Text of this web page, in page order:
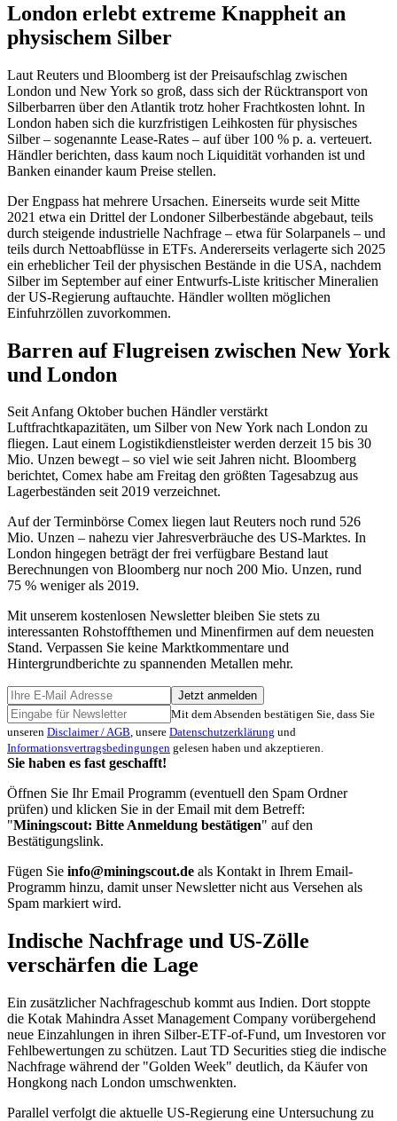
London erlebt extreme Knappheit an
physischem Silber
Laut Reuters und Bloomberg ist der Preisaufschlag zwischen
London und New York so groß, dass sich der Rücktransport von
Silberbarren über den Atlantik trotz hoher Frachtkosten lohnt. In
London haben sich die kurzfristigen Leihkosten für physisches
Silber – sogenannte Lease-Rates – auf über 100 % p. a. verteuert.
Händler berichten, dass kaum noch Liquidität vorhanden ist und
Banken einander kaum Preise stellen.
Der Engpass hat mehrere Ursachen. Einerseits wurde seit Mitte
2021 etwa ein Drittel der Londoner Silberbestände abgebaut, teils
durch steigende industrielle Nachfrage – etwa für Solarpanels – und
teils durch Nettoabflüsse in ETFs. Andererseits verlagerte sich 2025
ein erheblicher Teil der physischen Bestände in die USA, nachdem
Silber im September auf einer Entwurfs-Liste kritischer Mineralien
der US-Regierung auftauchte. Händler wollten möglichen
Einfuhrzöllen zuvorkommen.
Barren auf Flugreisen zwischen New York
und London
Seit Anfang Oktober buchen Händler verstärkt
Luftfrachtkapazitäten, um Silber von New York nach London zu
fliegen. Laut einem Logistikdienstleister werden derzeit 15 bis 30
Mio. Unzen bewegt – so viel wie seit Jahren nicht. Bloomberg
berichtet, Comex habe am Freitag den größten Tagesabzug aus
Lagerbeständen seit 2019 verzeichnet.
Auf der Terminbörse Comex liegen laut Reuters noch rund 526
Mio. Unzen – nahezu vier Jahresverbräuche des US-Marktes. In
London hingegen beträgt der frei verfügbare Bestand laut
Berechnungen von Bloomberg nur noch 200 Mio. Unzen, rund
75 % weniger als 2019.
Mit unserem kostenlosen Newsletter bleiben Sie stets zu
interessanten Rohstoffthemen und Minenfirmen auf dem neuesten
Stand. Verpassen Sie keine Marktkommentare und
Hintergrundberichte zu spannenden Metallen mehr.
Jetzt anmelden
Mit dem Absenden bestätigen Sie, dass Sie
unseren Disclaimer / AGB, unsere Datenschutzerklärung und
Informationsvertragsbedingungen gelesen haben und akzeptieren.
Sie haben es fast geschafft!
Öffnen Sie Ihr Email Programm (eventuell den Spam Ordner
prüfen) und klicken Sie in der Email mit dem Betreff:
"Miningscout: Bitte Anmeldung bestätigen" auf den
Bestätigungslink.
Fügen Sie info@miningscout.de als Kontakt in Ihrem Email-
Programm hinzu, damit unser Newsletter nicht aus Versehen als
Spam markiert wird.
Indische Nachfrage und US-Zölle
verschärfen die Lage
Ein zusätzlicher Nachfrageschub kommt aus Indien. Dort stoppte
die Kotak Mahindra Asset Management Company vorübergehend
neue Einzahlungen in ihren Silber-ETF-of-Fund, um Investoren vor
Fehlbewertungen zu schützen. Laut TD Securities stieg die indische
Nachfrage während der "Golden Week" deutlich, da Käufer von
Hongkong nach London umschwenkten.
Parallel verfolgt die aktuelle US-Regierung eine Untersuchung zu